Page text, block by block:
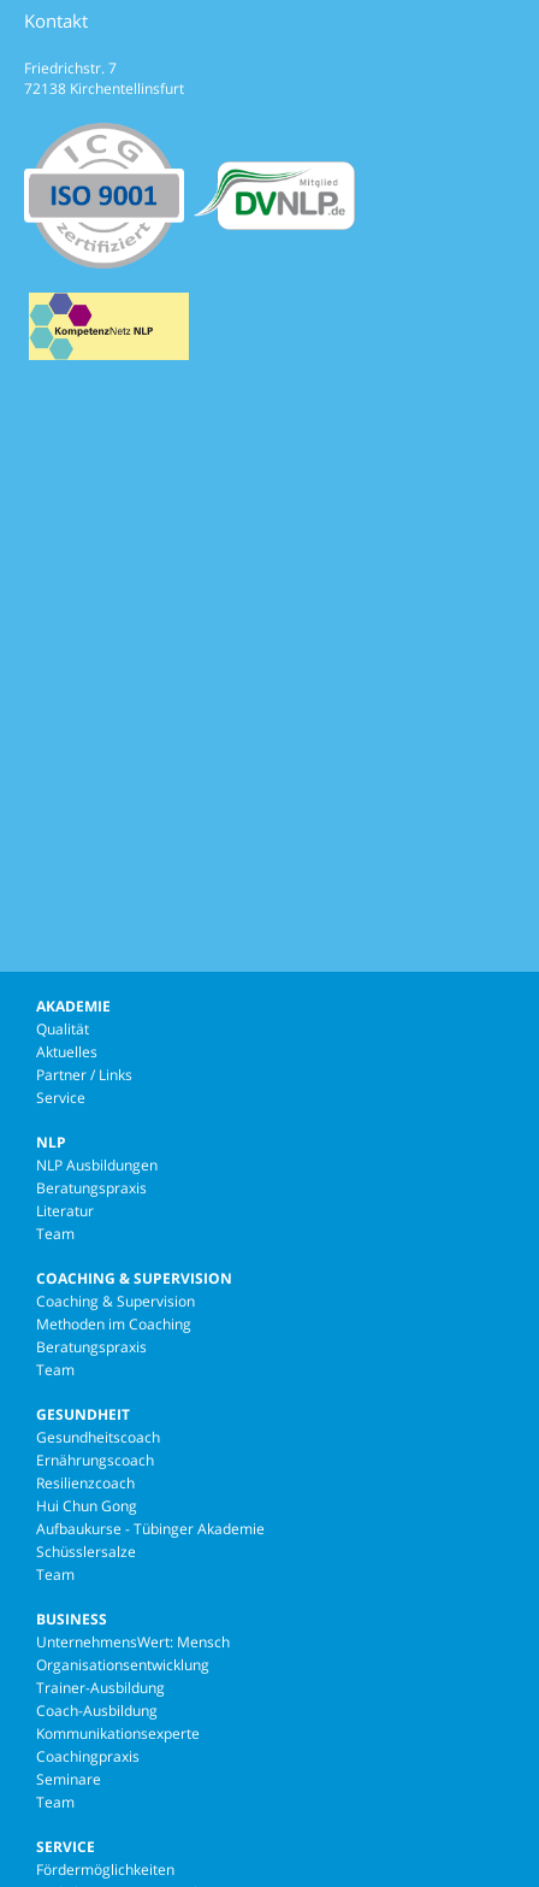
Kontakt
Friedrichstr. 7
72138 Kirchentellinsfurt
AKADEMIE
Qualität
Aktuelles
Partner / Links
Service
NLP
NLP Ausbildungen
Beratungspraxis
Literatur
Team
COACHING & SUPERVISION
Coaching & Supervision
Methoden im Coaching
Beratungspraxis
Team
GESUNDHEIT
Gesundheitscoach
Ernährungscoach
Resilienzcoach
Hui Chun Gong
Aufbaukurse - Tübinger Akademie
Schüsslersalze
Team
BUSINESS
UnternehmensWert: Mensch
Organisationsentwicklung
Trainer-Ausbildung
Coach-Ausbildung
Kommunikationsexperte
Coachingpraxis
Seminare
Team
SERVICE
Fördermöglichkeiten